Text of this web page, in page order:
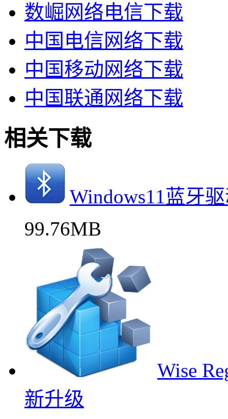
数崛网络电信下载
中国电信网络下载
中国移动网络下载
中国联通网络下载
相关下载
Windows11蓝牙
99.76MB
Wise
新升级